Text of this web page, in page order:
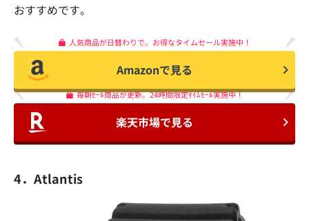
おすすめです。
人気商品が日替わりで。お得なタイムセール実施中！
Amazonで見る
毎朝ｾｰﾙ商品が更新。24時間限定ﾀｲﾑｾｰﾙ実施中！
楽天市場で見る
4．Atlantis